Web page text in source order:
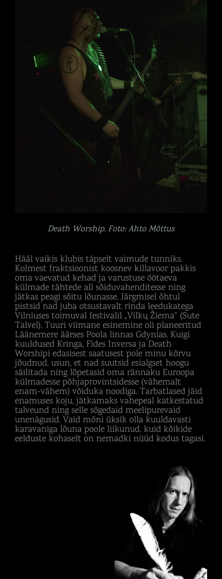
Death Worship. Foto: Ahto Mõttus
Hääl vaikis klubis täpselt vaimude tunniks.
Kolmest fraktsioonist koosnev killavoor pakkis
oma vaevatud kehad ja varustuse öötaeva
külmade tähtede all sõiduvahenditesse ning
jätkas peagi sõitu lõunasse. Järgmisel õhtul
pistsid nad juba otsustavalt rinda leedukatega
Vilniuses toimuval festivalil „Vilkų Žiema“ (Sute
Talvel). Tuuri viimane esinemine oli planeeritud
Läänemere äärses Poola linnas Gdynias. Kuigi
kuuldused Kringa, Fides Inversa ja Death
Worshipi edasisest saatusest pole minu kõrvu
jõudnud, usun, et nad suutsid esialgset hoogu
säilitada ning lõpetasid oma rännaku Euroopa
külmadesse põhjaprovintsidesse (vähemalt
enam-vähem) võiduka noodiga. Tarbatlased jäid
enamuses koju, jätkamaks vahepeal katkestatud
talveund ning selle sõgedaid meelipurevaid
unenägusid. Vaid mõni üksik olla kuuldavasti
karavaniga lõuna poole liikunud, kuid kõikide
eelduste kohaselt on nemadki nüüd kodus tagasi.